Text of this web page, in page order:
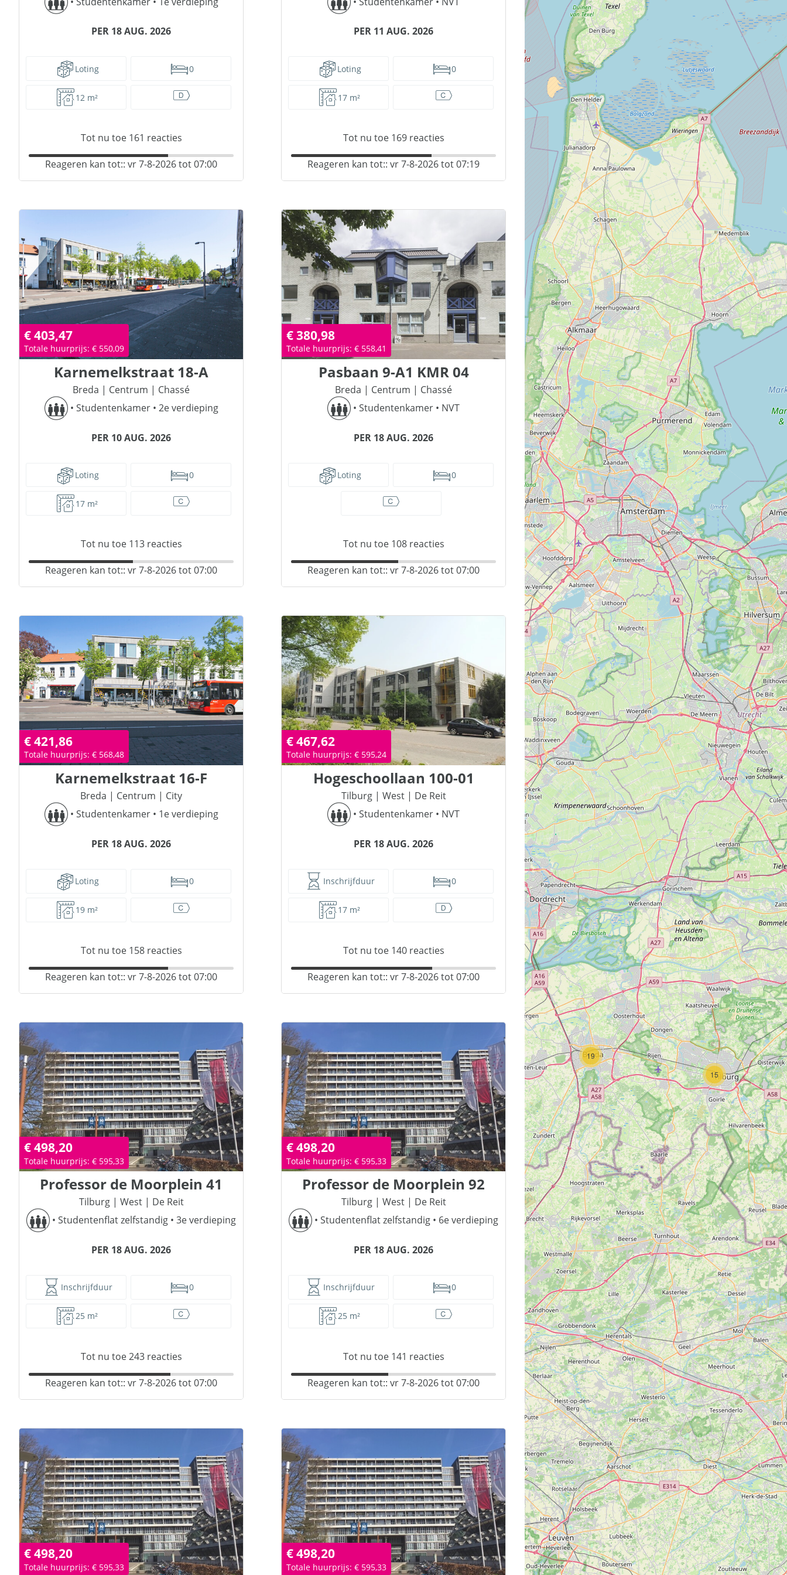
PER 18 AUG. 2026
Loting 0
12 m²
Tot nu toe 161 reacties
Reageren kan tot:: vr 7-8-2026 tot 07:00
PER 11 AUG. 2026
Loting 0
17 m²
Tot nu toe 169 reacties
Reageren kan tot:: vr 7-8-2026 tot 07:19
€ 403,47
Totale huurprijs: € 550,09
Karnemelkstraat 18-A
Breda | Centrum | Chassé
• Studentenkamer • 2e verdieping
PER 10 AUG. 2026
Loting 0
17 m²
Tot nu toe 113 reacties
Reageren kan tot:: vr 7-8-2026 tot 07:00
€ 380,98
Totale huurprijs: € 558,41
Pasbaan 9-A1 KMR 04
Breda | Centrum | Chassé
• Studentenkamer • NVT
PER 18 AUG. 2026
Loting 0
Tot nu toe 108 reacties
Reageren kan tot:: vr 7-8-2026 tot 07:00
€ 421,86
Totale huurprijs: € 568,48
Karnemelkstraat 16-F
Breda | Centrum | City
• Studentenkamer • 1e verdieping
PER 18 AUG. 2026
Loting 0
19 m²
Tot nu toe 158 reacties
Reageren kan tot:: vr 7-8-2026 tot 07:00
€ 467,62
Totale huurprijs: € 595,24
Hogeschoollaan 100-01
Tilburg | West | De Reit
• Studentenkamer • NVT
PER 18 AUG. 2026
Inschrijfduur 0
17 m²
Tot nu toe 140 reacties
Reageren kan tot:: vr 7-8-2026 tot 07:00
€ 498,20
Totale huurprijs: € 595,33
Professor de Moorplein 41
Tilburg | West | De Reit
• Studentenflat zelfstandig • 3e verdieping
PER 18 AUG. 2026
Inschrijfduur 0
25 m²
Tot nu toe243 reacties
Reageren kan tot:: vr 7-8-2026 tot 07:00
€ 498,20
Totale huurprijs: € 595,33
Professor de Moorplein 92
Tilburg | West | De Reit
• Studentenflat zelfstandig • 6e verdieping
PER 18 AUG. 2026
Inschrijfduur 0
25 m²
Tot nu toe 141 reacties
Reageren kan tot:: vr 7-8-2026 tot 07:00
€ 498,20
Totale huurprijs: € 595,33
€ 498,20
Totale huurprijs: € 595,33
19
15